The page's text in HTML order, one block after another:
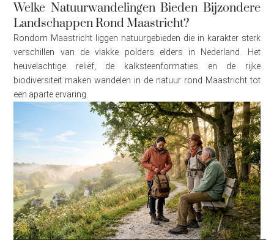
Welke Natuurwandelingen Bieden Bijzondere
Landschappen Rond Maastricht?
Rondom Maastricht liggen natuurgebieden die in karakter sterk
verschillen van de vlakke polders elders in Nederland. Het
heuvelachtige reliëf, de kalksteenformaties en de rijke
biodiversiteit maken wandelen in de natuur rond Maastricht tot
een aparte ervaring.